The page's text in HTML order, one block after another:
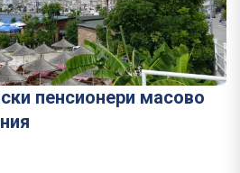
пенсионери масово